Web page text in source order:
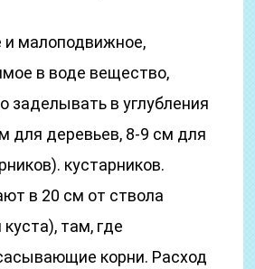
малоподвижное,
в воде вещество,
заделывать в углубления
для деревьев, 8-9 см для
кустарников.
в 20 см от ствола
там, где
корни. Расход